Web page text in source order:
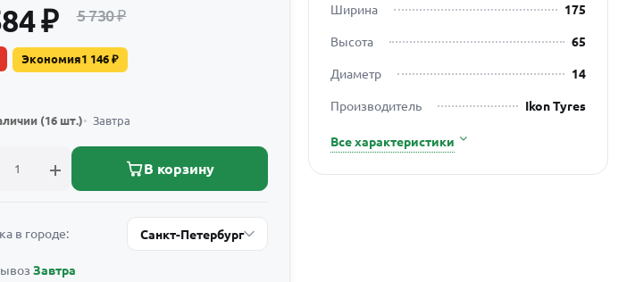
₽ 5 730₽
Экономия1 146₽
(16 шт.) Завтра
В корзину
в городе: Санкт-Петербург
Завтра
Ширина
175
Высота
65
Диаметр
14
Производитель
Ikon Tyres
Все характеристики